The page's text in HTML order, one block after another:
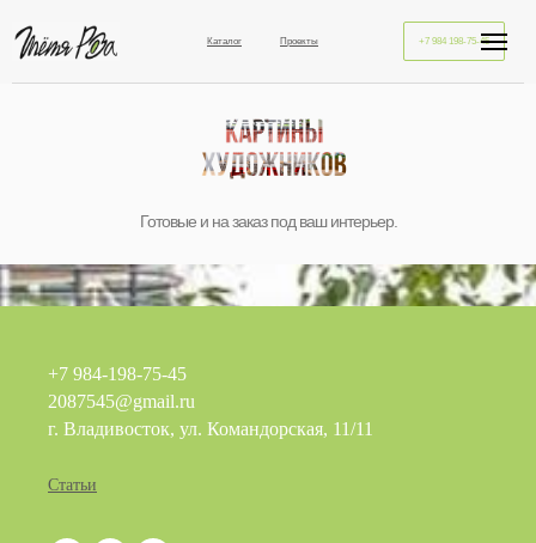
Каталог Проекты +7 984 198-75-45
Готовые и на заказ под ваш интерьер.
+7 984-198-75-45
2087545@gmail.ru
г. Владивосток, ул. Командорская, 11/11
Статьи